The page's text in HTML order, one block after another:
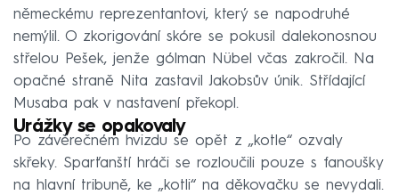
německému reprezentantovi, který se napodruhé
nemýlil. O zkorigování skóre se pokusil dalekonosnou
střelou Pešek, jenže gólman Nübel včas zakročil. Na
opačné straně Nita zastavil Jakobsův únik. Střídající
Musaba pak v nastavení překopl.
Urážky se opakovaly
Po závěrečném hvizdu se opět z „kotle“ ozvaly
skřeky. Sparťanští hráči se rozloučili pouze s fanoušky
na hlavní tribuně, ke „kotli“ na děkovačku se nevydali.